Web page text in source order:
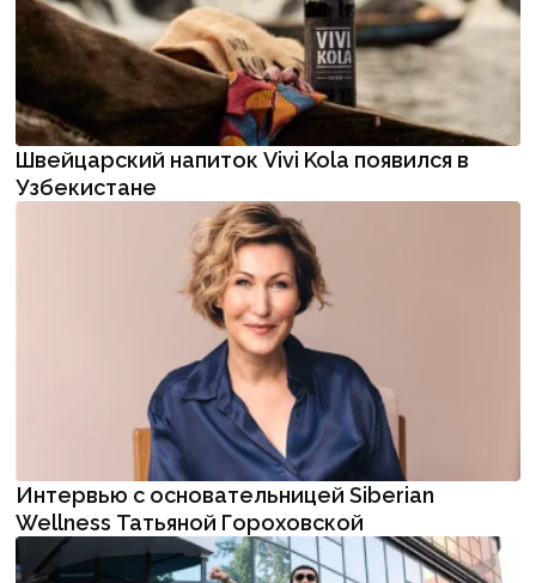
Швейцарский напиток Vivi Kola появился в
Узбекистане
Интервью с основательницей Siberian
Wellness Татьяной Гороховской